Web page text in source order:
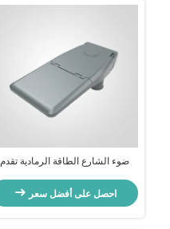
ضوء الشارع الطاقة الرمادية تقدم
السلامة وكفاءة استخدام الطاقة في
الإضاءة الحضرية
احصل على أفضل سعر